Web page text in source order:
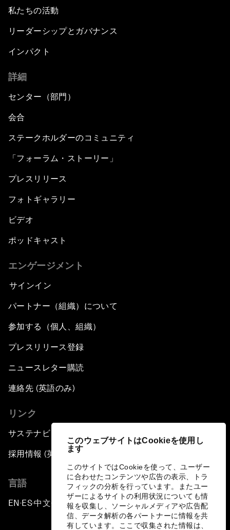
このウェブサイトはCookieを使用し
ます
このサイトではCookieを使って、ユーザー
に合わせたコンテンツや広告の表示、トラ
フィックの分析を行っています。またユー
ザーによるサイトの利用状況についても情
報を収集し、ソーシャルメディアや広告配
信、データ解析の各パートナーに情報を共
有しています。ここで収集された情報は、
私たちの活動
リーダーシップとガバナンス
インパクト
詳細
センター（部門）
会合
ステークホルダーのコミュニティ
「フォーラム・ストーリー」
プレスリリース
フォトギャラリー
ビデオ
ポッドキャスト
エンゲージメント
サインイン
パートナー（組織）について
参加する（個人、組織）
プレスリリース登録
ニュースレター購読
連絡先 (英語のみ)
リンク
サステナビリティへの取り組み
採用情報 (英語のみ)
言語
EN ▪ ES▪中文▪ 日本語